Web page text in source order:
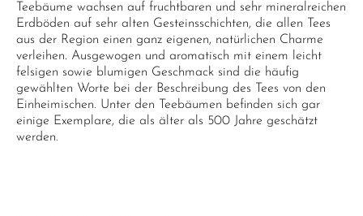
Teebäume wachsen auf fruchtbaren und sehr mineralreichen
Erdböden auf sehr alten Gesteinsschichten, die allen Tees
aus der Region einen ganz eigenen, natürlichen Charme
verleihen. Ausgewogen und aromatisch mit einem leicht
felsigen sowie blumigen Geschmack sind die häufig
gewählten Worte bei der Beschreibung des Tees von den
Einheimischen. Unter den Teebäumen befinden sich gar
einige Exemplare, die als älter als 500 Jahre geschätzt
werden.